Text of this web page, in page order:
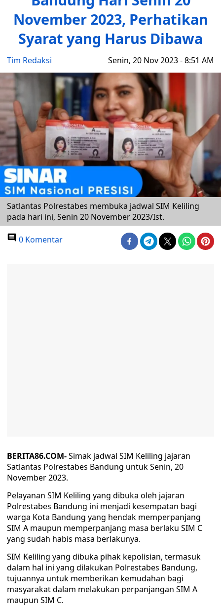
November 2023, Perhatikan
Syarat yang Harus Dibawa
Tim Redaksi Senin, 20 Nov 2023 - 8:51 AM
Satlantas Polrestabes membuka jadwal SIM Keliling
pada hari ini, Senin 20 November 2023/Ist.
0 Komentar
BERITA86.COM-Simak jadwal SIM Keliling jajaran
Satlantas Polrestabes Bandung untuk Senin, 20
November 2023.
Pelayanan SIM Keliling yang dibuka oleh jajaran
Polrestabes Bandung ini menjadi kesempatan bagi
warga Kota Bandung yang hendak memperpanjang
SIM A maupun memperpanjang masa berlaku SIM C
yang sudah habis masa berlakunya.
SIM Keliling yang dibuka pihak kepolisian, termasuk
dalam hal ini yang dilakukan Polrestabes Bandung,
tujuannya untuk memberikan kemudahan bagi
masyarakat dalam melakukan perpanjangan SIM A
maupun SIM C.